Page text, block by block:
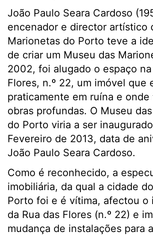
João Paulo Seara Cardoso
encenador e director artístico
Marionetas do Porto teve a
de criar um Museu das
2002, foi alugado o espaço na
Flores, n.º 22, um imóvel que
praticamente em ruína e
obras profundas. O Museu
do Porto viria a ser
Fevereiro de 2013, data de
João Paulo Seara Cardoso.
Como é reconhecido, a
imobiliária, da qual a cidade do
Porto foi e é vítima, afectou o
da Rua das Flores (n.º 22) e
mudança de instalações para